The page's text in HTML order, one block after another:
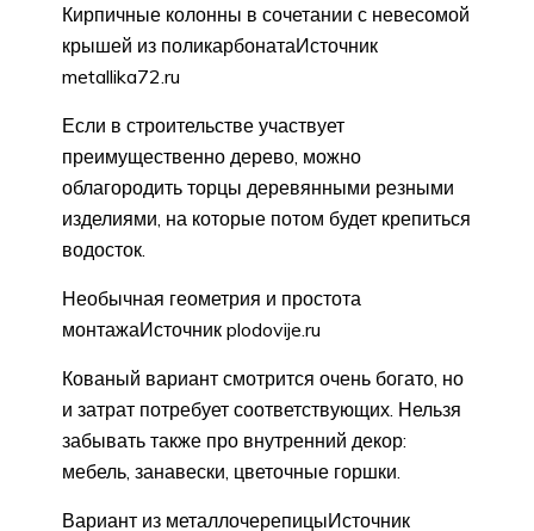
Кирпичные колонны в сочетании с невесомой
крышей из поликарбонатаИсточник
metallika72.ru
Если в строительстве участвует
преимущественно дерево, можно
облагородить торцы деревянными резными
изделиями, на которые потом будет крепиться
водосток.
Необычная геометрия и простота
монтажаИсточник plodovije.ru
Кованый вариант смотрится очень богато, но
и затрат потребует соответствующих. Нельзя
забывать также про внутренний декор:
мебель, занавески, цветочные горшки.
Вариант из металлочерепицыИсточник